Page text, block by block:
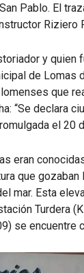
Pablo. El
Riziero
y quien
de Lomas
que
“Se declara
el 20
eran
que gozaban
mar. Esta
Turdera
se encuentre